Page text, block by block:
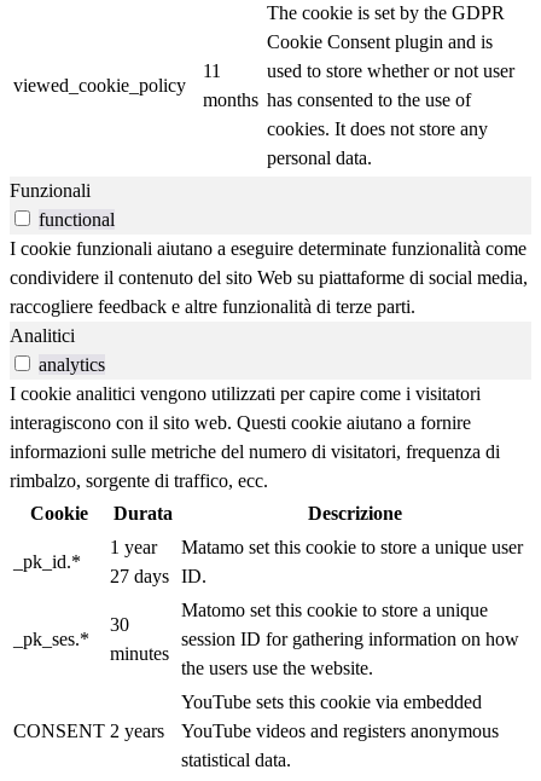
viewed_cookie_policy
11
months
The cookie is set by the GDPR
Cookie Consent plugin and is
used to store whether or not user
has consented to the use of
cookies. It does not store any
personal data.
Funzionali
functional
I cookie funzionali aiutano a eseguire determinate funzionalità come
condividere il contenuto del sito Web su piattaforme di social media,
raccogliere feedback e altre funzionalità di terze parti.
Analitici
analytics
I cookie analitici vengono utilizzati per capire come i visitatori
interagiscono con il sito web. Questi cookie aiutano a fornire
informazioni sulle metriche del numero di visitatori, frequenza di
rimbalzo, sorgente di traffico, ecc.
Cookie
Durata Descrizione
_pk_id.*
1 year
27 days
Matamo set this cookie to store a unique user
ID.
_pk_ses.*
30
minutes
Matomo set this cookie to store a unique
session ID for gathering information on how
the users use the website.
CONSENT 2 years
YouTube sets this cookie via embedded
YouTube videos and registers anonymous
statistical data.